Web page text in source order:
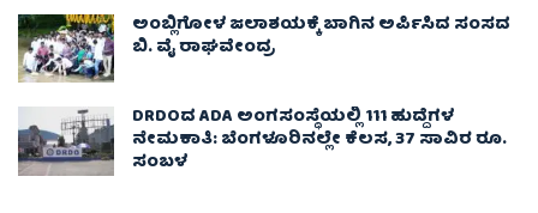
ಅಂಬ್ಲಿಗೋಳ ಜಲಾಶಯಕ್ಕೆ ಬಾಗಿನ ಅರ್ಪಿಸಿದ ಸಂಸದ
ಬಿ. ವೈ ರಾಘವೇಂದ್ರ
DRDOದ ADA ಅಂಗಸಂಸ್ಥೆಯಲ್ಲಿ 111 ಹುದ್ದೆಗಳ
ನೇಮಕಾತಿ: ಬೆಂಗಳೂರಿನಲ್ಲೇ ಕೆಲಸ, 37 ಸಾವಿರ ರೂ.
ಸಂಬಳ